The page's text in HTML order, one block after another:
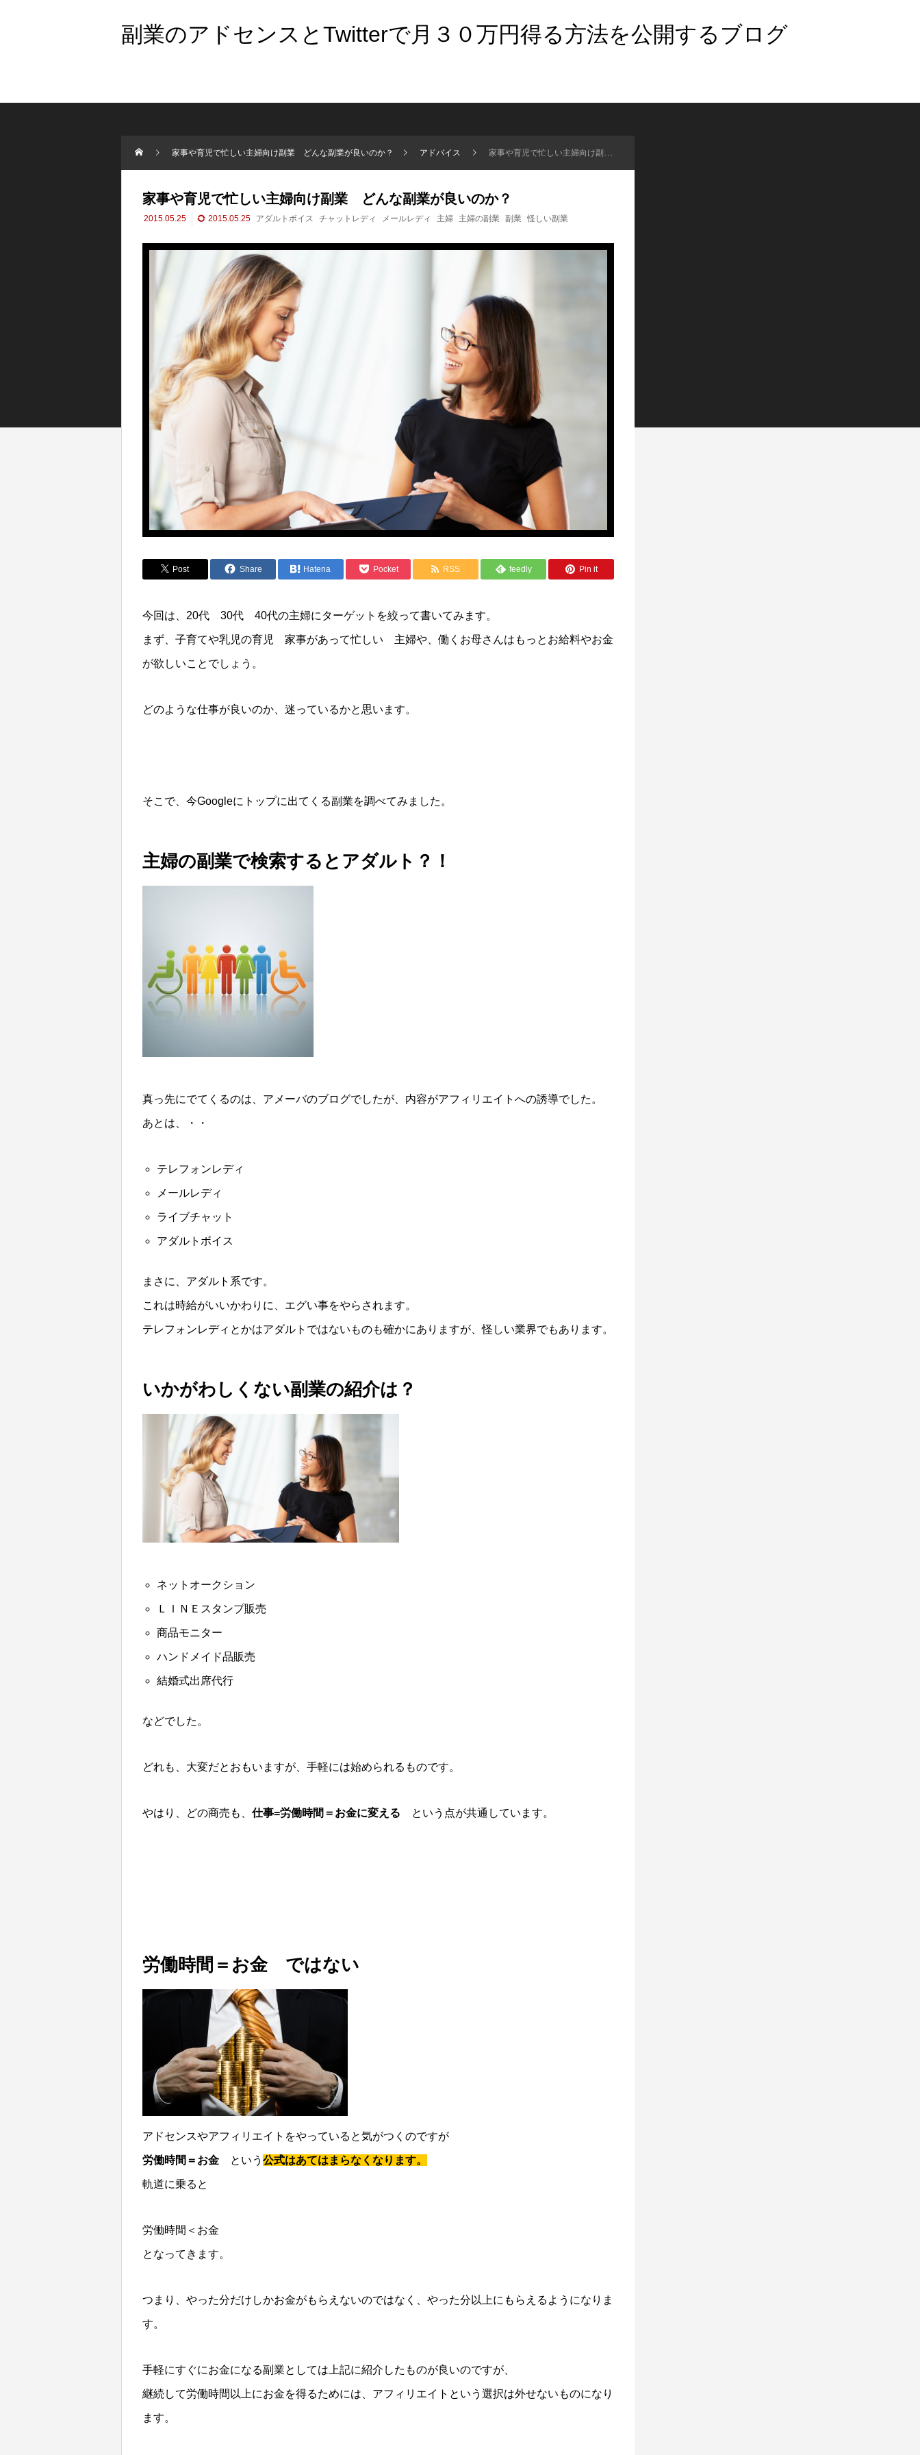
副業のアドセンスとTwitterで月３０万円得る方法を公開するブログ
家事や育児で忙しい主婦向け副業 どんな副業が良いのか？ アドバイス 家事や育児で忙しい主婦向け副業 どんな副業が良いのか？
家事や育児で忙しい主婦向け副業 どんな副業が良いのか？
2015.05.25 2015.05.25 アダルトボイス チャットレディ メールレディ 主婦 主婦の副業 副業 怪しい副業
Post Share Hatena Pocket RSS feedly Pin it
今回は、20代 30代 40代の主婦にターゲットを絞って書いてみます。
まず、子育てや乳児の育児 家事があって忙しい 主婦や、働くお母さんはもっとお給料やお金
が欲しいことでしょう。
どのような仕事が良いのか、迷っているかと思います。
そこで、今Googleにトップに出てくる副業を調べてみました。
主婦の副業で検索するとアダルト？！
真っ先にでてくるのは、アメーバのブログでしたが、内容がアフィリエイトへの誘導でした。
あとは、・・
テレフォンレディ
メールレディ
ライブチャット
アダルトボイス
まさに、アダルト系です。
これは時給がいいかわりに、エグい事をやらされます。
テレフォンレディとかはアダルトではないものも確かにありますが、怪しい業界でもあります。
いかがわしくない副業の紹介は？
ネットオークション
ＬＩＮＥスタンプ販売
商品モニター
ハンドメイド品販売
結婚式出席代行
などでした。
どれも、大変だとおもいますが、手軽には始められるものです。
やはり、どの商売も、 仕事=労働時間＝お金に変える という点が共通しています。
労働時間＝お金 ではない
アドセンスやアフィリエイトをやっていると気がつくのですが
労働時間＝お金 という 公式はあてはまらなくなります。
軌道に乗ると
労働時間＜お金
となってきます。
つまり、やった分だけしかお金がもらえないのではなく、やった分以上にもらえるようになりま
す。
手軽にすぐにお金になる副業としては上記に紹介したものが良いのですが、
継続して労働時間以上にお金を得るためには、アフィリエイトという選択は外せないものになり
ます。